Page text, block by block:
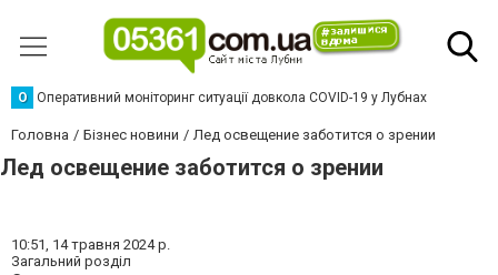
О Оперативний моніторинг ситуації довкола COVID-19 у Лубнах
Головна Бізнес новини Лед освещение заботится о зрении
Лед освещение заботится о зрении
10:51, 14 травня 2024 р.
Загальний розділ